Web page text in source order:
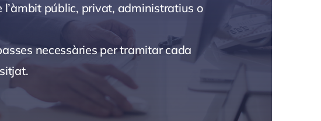
públic, privat, administratius o
necessàries per tramitar cada